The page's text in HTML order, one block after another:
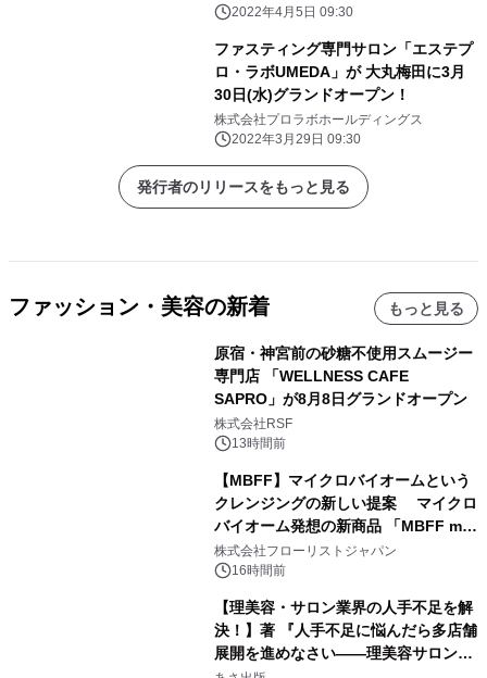
2022年4月5日 09:30
ファスティング専門サロン「エステプ
ロ・ラボUMEDA」が 大丸梅田に3月
30日(水)グランドオープン！
株式会社プロラボホールディングス
2022年3月29日 09:30
発行者のリリースをもっと見る
ファッション・美容の新着 もっと見る
原宿・神宮前の砂糖不使用スムージー
専門店 「WELLNESS CAFE
SAPRO」が8月8日グランドオープン
株式会社RSF
13時間前
【MBFF】マイクロバイオームという
クレンジングの新しい提案 マイクロ
バイオーム発想の新商品 「MBFF mb
クレンジングPRO」を2026年8月6日
発売
株式会社フローリストジャパン
16時間前
【理美容・サロン業界の人手不足を解
決！】著 『人手不足に悩んだら多店舗
展開を進めなさい――理美容サロン